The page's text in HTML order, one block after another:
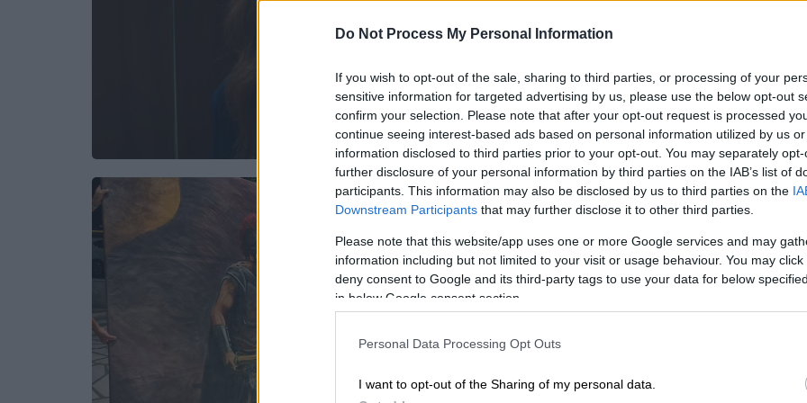
Do Not Process My Personal Information
If you wish to opt-out of the sale, sharing to third parties, or processing of your
sensitive information for targeted advertising by us, please use the below opt-out
confirm your selection. Please note that after your opt-out request is processed
continue seeing interest-based ads based on personal information utilized by us
information disclosed to third parties prior to your opt-out. You may separately
further disclosure of your personal information by third parties on the IAB’s list of
participants. This information may also be disclosed by us to third parties on the
Downstream Participants that may further disclose it to other third parties.
Please note that this website/app uses one or more Google services and may
information including but not limited to your visit or usage behaviour. You may
deny consent to Google and its third-party tags to use your data for below
in below Google consent section.
Personal Data Processing Opt Outs
I want to opt-out of the Sharing of my personal data.
ταινία που έφερε το Netflix μέσα
Πατάς play χωρίς δεύτερη σκέψη
Σινεμά 27.07.2026 19:21
Η «Οδύσσεια» διέρρευσε στο X:
Υψηλής ποιότητας πειρατικό
αντίγραφο προβλήθηκε από
εκατομμύρια χρήστες
Μπορεί ο Κρίστοφερ Νόλαν να θέλει
ο κόσμος να παρακολουθήσει την
«Οδύσσεια» στη μεγαλύτερη δυνατή
οθόνη... εκατομμύρια άνθρωποι όμως